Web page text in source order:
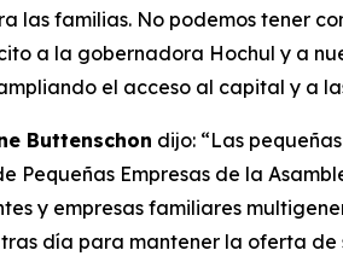
las familias. No podemos tener
a la gobernadora Hochul y a
el acceso al capital y a
Buttenschon dijo: “Las
Pequeñas Empresas de la
y empresas familiares
día para mantener la oferta de